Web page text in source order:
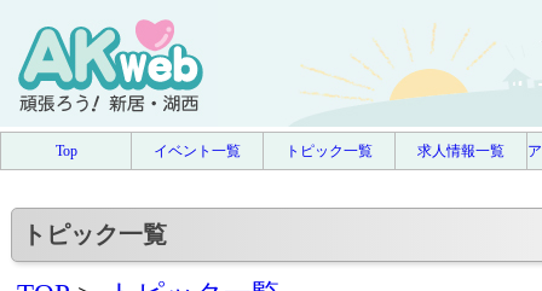
Top イベント一覧 トピック一覧 求人情報一覧
トピック一覧